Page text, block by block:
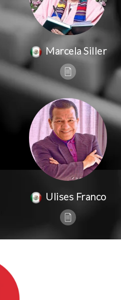
Marcela Siller
Ulises Franco